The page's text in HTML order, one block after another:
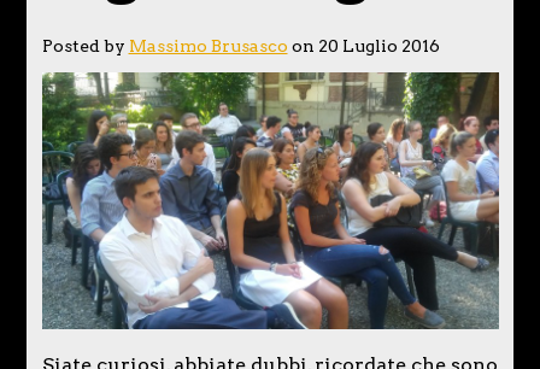
Posted by Massimo Brusasco on 20 Luglio 2016